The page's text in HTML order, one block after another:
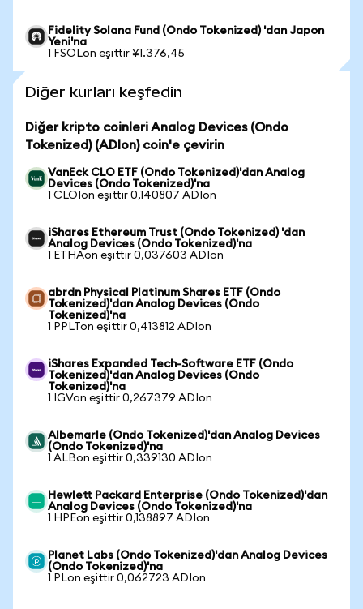
Fidelity Solana Fund (Ondo Tokenized) 'dan Japon
Yeni'na
1 FSOLon eşittir ¥1.376,45
Diğer kurları keşfedin
Diğer kripto coinleri Analog Devices (Ondo
Tokenized) (ADIon) coin'e çevirin
VanEck CLO ETF (Ondo Tokenized)'dan Analog
Devices (Ondo Tokenized)'na
1 CLOIon eşittir 0,140807 ADIon
iShares Ethereum Trust (Ondo Tokenized) 'dan
Analog Devices (Ondo Tokenized)'na
1 ETHAon eşittir 0,037603 ADIon
abrdn Physical Platinum Shares ETF (Ondo
Tokenized)'dan Analog Devices (Ondo
Tokenized)'na
1 PPLTon eşittir 0,413812 ADIon
iShares Expanded Tech-Software ETF (Ondo
Tokenized)'dan Analog Devices (Ondo
Tokenized)'na
1 IGVon eşittir 0,267379 ADIon
Albemarle (Ondo Tokenized)'dan Analog Devices
(Ondo Tokenized)'na
1 ALBon eşittir 0,339130 ADIon
Hewlett Packard Enterprise (Ondo Tokenized)'dan
Analog Devices (Ondo Tokenized)'na
1 HPEon eşittir 0,138897 ADIon
Planet Labs (Ondo Tokenized)'dan Analog Devices
(Ondo Tokenized)'na
1 PLon eşittir 0,062723 ADIon